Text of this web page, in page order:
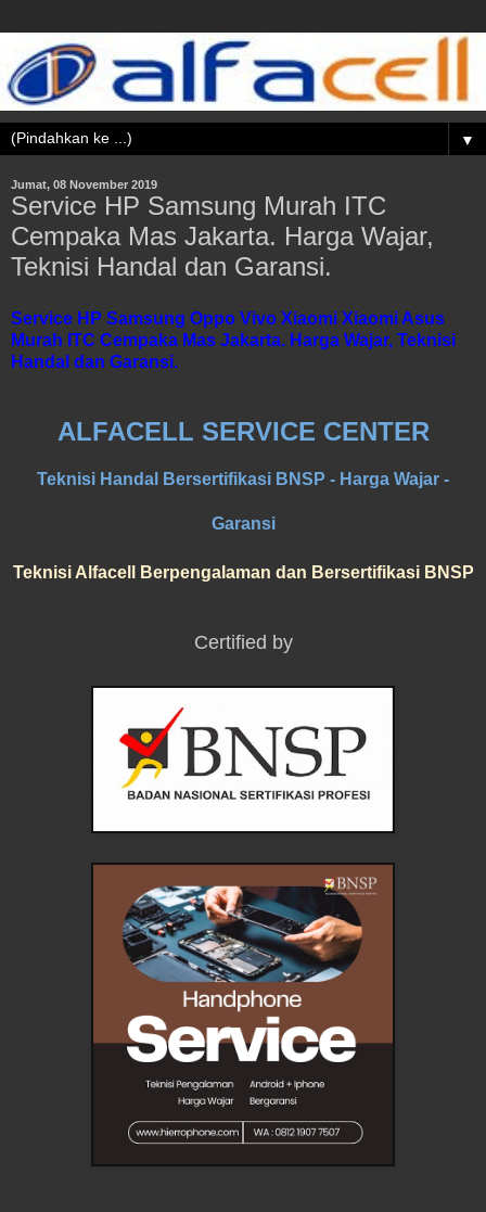
▼
Jumat, 08 November 2019
Service HP Samsung Murah ITC
Cempaka Mas Jakarta. Harga Wajar,
Teknisi Handal dan Garansi.
Service HP Samsung Oppo Vivo Xiaomi Xiaomi Asus
Murah ITC Cempaka Mas Jakarta. Harga Wajar, Teknisi
Handal dan Garansi.
ALFACELL SERVICE CENTER
Teknisi Handal Bersertifikasi BNSP - Harga Wajar -
Garansi
Teknisi Alfacell Berpengalaman dan Bersertifikasi BNSP
Certified by